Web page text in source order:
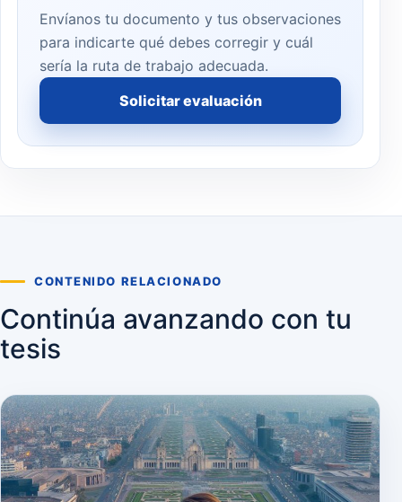
Envíanos tu documento y tus observaciones
para indicarte qué debes corregir y cuál
sería la ruta de trabajo adecuada.
Solicitar evaluación
CONTENIDO RELACIONADO
Continúa avanzando con tu
tesis